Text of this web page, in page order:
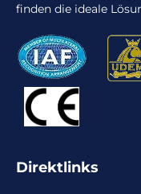
finden die ideale
Direktlinks